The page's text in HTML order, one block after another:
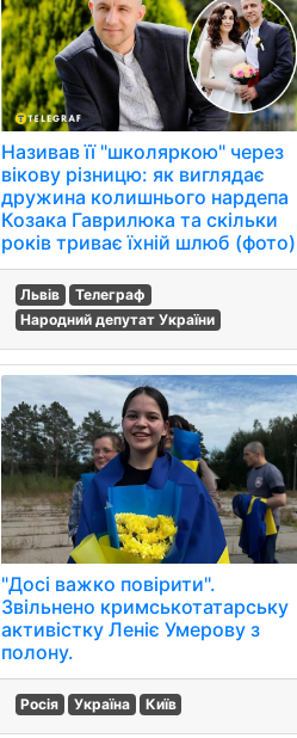
Називав її "школяркою" через
вікову різницю: як виглядає
дружина колишнього нардепа
Козака Гаврилюка та скільки
років триває їхній шлюб (фото)
Львів
Телеграф
Народний депутат України
"Досі важко повірити".
Звільнено кримськотатарську
активістку Леніє Умерову з
полону.
Росія Україна Київ